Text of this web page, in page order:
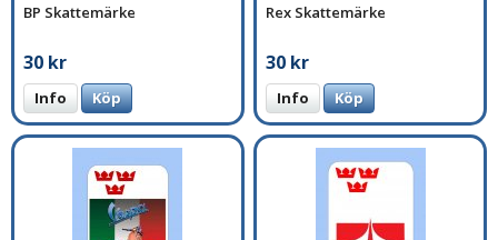
BP Skattemärke
30 kr
Info Köp
Rex Skattemärke
30 kr
Info Köp